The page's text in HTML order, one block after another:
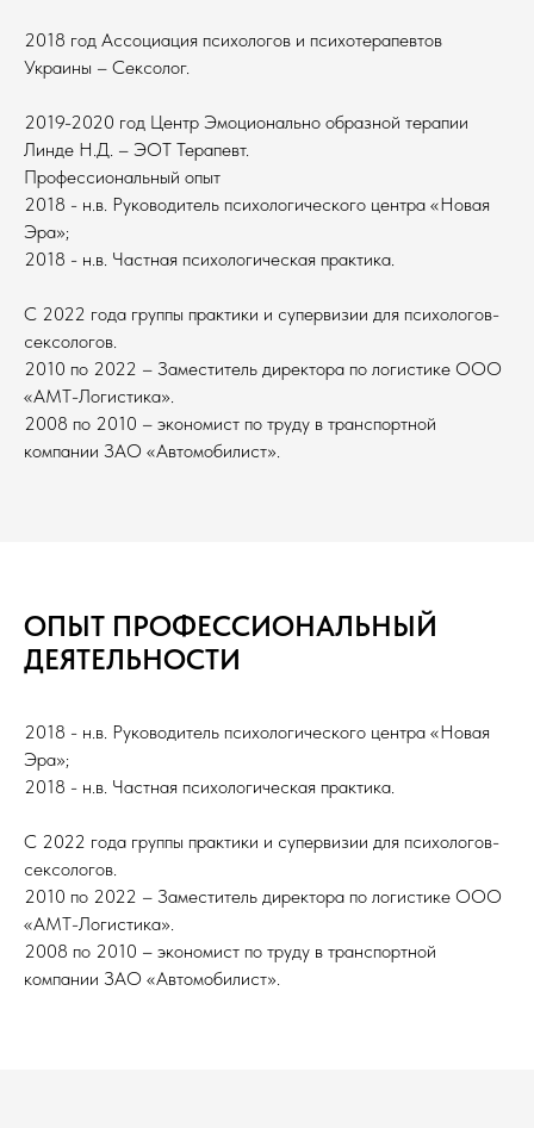
2018 год Ассоциация психологов и психотерапевтов
Украины – Сексолог.
2019-2020 год Центр Эмоционально образной терапии
Линде Н.Д. – ЭОТ Терапевт.
Профессиональный опыт
2018 - н.в. Руководитель психологического центра «Новая
Эра»;
2018 - н.в. Частная психологическая практика.
С 2022 года группы практики и супервизии для психологов-
сексологов.
2010 по 2022 – Заместитель директора по логистике ООО
«АМТ-Логистика».
2008 по 2010 – экономист по труду в транспортной
компании ЗАО «Автомобилист».
ОПЫТ ПРОФЕССИОНАЛЬНЫЙ
ДЕЯТЕЛЬНОСТИ
2018 - н.в. Руководитель психологического центра «Новая
Эра»;
2018 - н.в. Частная психологическая практика.
С 2022 года группы практики и супервизии для психологов-
сексологов.
2010 по 2022 – Заместитель директора по логистике ООО
«АМТ-Логистика».
2008 по 2010 – экономист по труду в транспортной
компании ЗАО «Автомобилист».